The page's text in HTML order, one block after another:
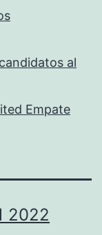
al
Empate
2022